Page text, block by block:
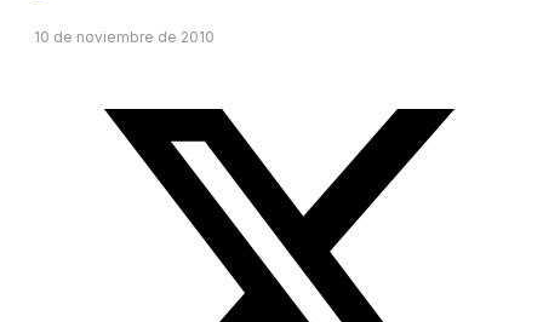
10 de noviembre de 2010